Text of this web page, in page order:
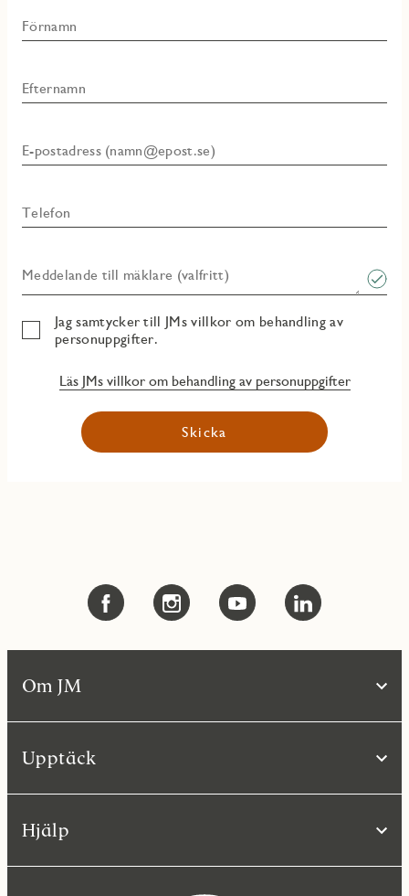
Förnamn
Efternamn
E-postadress (namn@epost.se)
Telefon
Meddelande till mäklare (valfritt)
Jag samtycker till JMs villkor om behandling av
personuppgifter.
Läs JMs villkor om behandling av personuppgifter
Skicka
Om JM
Upptäck
Hjälp